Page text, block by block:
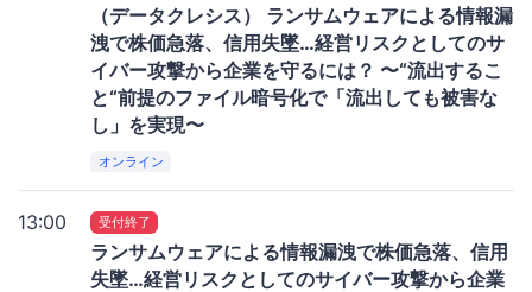
（データクレシス） ランサムウェアによる情報漏
洩で株価急落、信用失墜…経営リスクとしてのサ
イバー攻撃から企業を守るには？ 〜“流出するこ
と“前提のファイル暗号化で「流出しても被害な
し」を実現〜
オンライン
13:00 受付終了
ランサムウェアによる情報漏洩で株価急落、信用
失墜…経営リスクとしてのサイバー攻撃から企業